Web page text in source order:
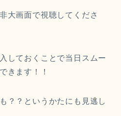
大画面で視聴してくださ
しておくことで当日スムー
きます！！
？？というかたにも見逃し